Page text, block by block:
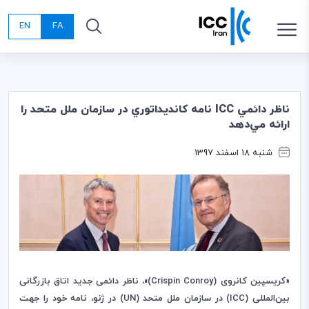
FA
EN
ناظر دائمي ICC نامه كانديداتوري در سازمان ملل متحد را
ارائه مي‌دهد
شنبه 18 اسفند 1397
«کریسپین کانروی (Crispin Conroy)»، ناظر دائمی جدید اتاق بازرگانی
بین‌المللی (ICC) در سازمان ملل متحد(
UN
)در ژنو، نامه خود را جهت